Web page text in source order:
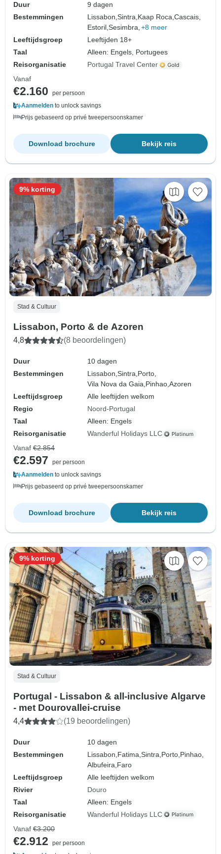
Duur
9 dagen
Bestemmingen
Lissabon,Sintra,Kaap Roca,Cascais,
Estoril,Sesimbra, +8 meer
Leeftijdsgroep
Leeftijden 18+
Taal
Alleen: Engels, Portugees
Reisorganisatie
Portugal Travel Center
Vanaf
€2.160
per persoon
Aanmelden to unlock savings
Prijs gebaseerd op privé tweepersoonskamer
Bekijk reis
Download brochure
Stad & Cultuur
Lissabon, Porto & de Azoren
4,8 (8 beoordelingen)
Duur
10 dagen
Bestemmingen
Lissabon,Sintra,Porto,
Vila Nova da Gaia,Pinhao,Azoren
Leeftijdsgroep
Alle leeftijden welkom
Regio
Noord-Portugal
Taal
Alleen: Engels
Reisorganisatie
Wanderful Holidays LLC
9% korting
Vanaf €2.854
€2.597
per persoon
Aanmelden to unlock savings
Prijs gebaseerd op privé tweepersoonskamer
Bekijk reis
Download brochure
Stad & Cultuur
Portugal - Lissabon & all-inclusive Algarve
- met Dourovallei-cruise
4,4 (19 beoordelingen)
Duur
10 dagen
Bestemmingen
Lissabon, Fatima,Sintra, Porto, Pinhao,
Albufeira, Faro
Leeftijdsgroep
Alle leeftijden welkom
Rivier
Douro
Taal
Alleen: Engels
Reisorganisatie
Wanderful Holidays LLC
9% korting
Vanaf €3.200
€2.912
per persoon